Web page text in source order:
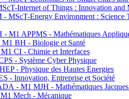
Internet of Things : Innovation and
MScT-Energy Environment : Science
M1 APPMS - Mathématiques
BH - Biologie et Santé
CI - Chimie et Interfaces
- Système Cyber Physique
- Physique des Hautes Energies
- Innovation, Entreprise et Société
- M1 MJH - Mathématiques Jacques
Mech - Mécanique